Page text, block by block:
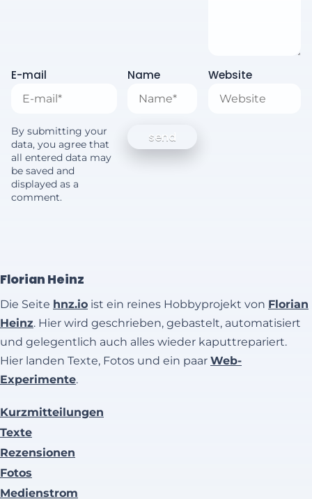
E-mail Name Website
By submitting your
data, you agree that
all entered data may
be saved and
displayed as a
comment.
Florian Heinz
Die Seite hnz.io ist ein reines Hobbyprojekt von Florian
Heinz. Hier wird geschrieben, gebastelt, automatisiert
und gelegentlich auch alles wieder kaputtrepariert.
Hier landen Texte, Fotos und ein paar Web-
Experimente.
Kurzmitteilungen
Texte
Rezensionen
Fotos
Medienstrom